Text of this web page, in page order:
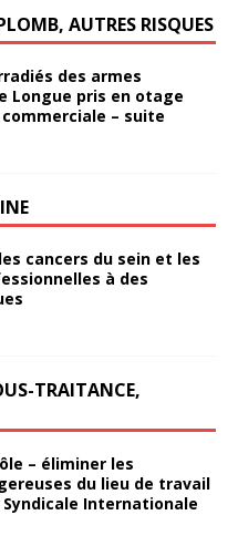
AUTRES RISQUES
des armes
Longue pris en otage
commerciale – suite
cancers du sein et les
à des
TRAITANCE,
– éliminer les
du lieu de travail
Internationale